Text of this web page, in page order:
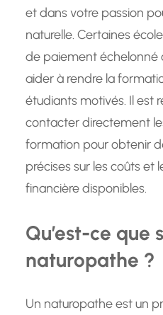
et dans votre passion
naturelle. Certaines
de paiement échelonné
aider à rendre la
étudiants motivés. Il est
contacter directement
formation pour obtenir
précises sur les coûts et
financière disponibles.
Qu’est-ce que
naturopathe ?
Un naturopathe est un